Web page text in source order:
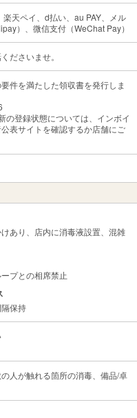
天ペイ、d払い、au PAY、メル
）、微信支付（WeChat Pay）
ださいませ。
件を満たした領収書を発行しま
の登録状態については、インボイ
表サイトを確認するか店舗にご
あり、店内に消毒液設置、混雑
プとの相席禁止
保持
人が触れる箇所の消毒、備品/卓